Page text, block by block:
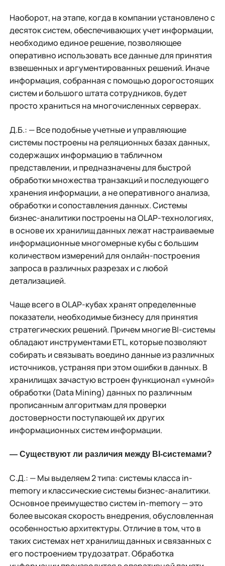
Наоборот, на этапе, когда в компании установлено с
десяток систем, обеспечивающих учет информации,
необходимо единое решение, позволяющее
оперативно использовать все данные для принятия
взвешенных и аргументированных решений. Иначе
информация, собранная с помощью дорогостоящих
систем и большого штата сотрудников, будет
просто храниться на многочисленных серверах.
Д.Б.: — Все подобные учетные и управляющие
системы построены на реляционных базах данных,
содержащих информацию в табличном
представлении, и предназначены для быстрой
обработки множества транзакций и последующего
хранения информации, а не оперативного анализа,
обработки и сопоставления данных. Системы
бизнес-аналитики построены на OLAP-технологиях,
в основе их хранилищ данных лежат настраиваемые
информационные многомерные кубы с большим
количеством измерений для онлайн-построения
запроса в различных разрезах и с любой
детализацией.
Чаще всего в OLAP-кубах хранят определенные
показатели, необходимые бизнесу для принятия
стратегических решений. Причем многие BI-системы
обладают инструментами ETL, которые позволяют
собирать и связывать воедино данные из различных
источников, устраняя при этом ошибки в данных. В
хранилищах зачастую встроен функционал «умной»
обработки (Data Mining) данных по различным
прописанным алгоритмам для проверки
достоверности поступающей их других
информационных систем информации.
— Существуют ли различия между BI-системами?
С.Д.: — Мы выделяем 2 типа: системы класса in-
memory и классические системы бизнес-аналитики.
Основное преимущество систем in-memory — это
более высокая скорость внедрения, обусловленная
особенностью архитектуры. Отличие в том, что в
таких системах нет хранилищ данных и связанных с
его построением трудозатрат. Обработка